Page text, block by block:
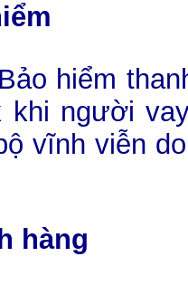
hiểm
khi người
vĩnh viễn
hàng